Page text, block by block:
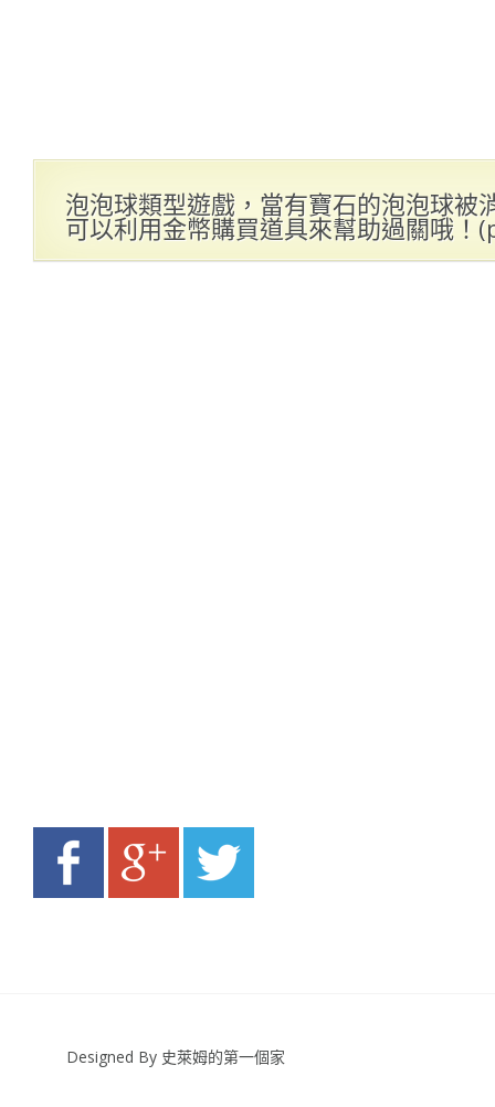
泡泡球類型遊戲，當有寶石的泡泡球被
可以利用金幣購買道具來幫助過關哦！
Designed By 史萊姆的第一個家